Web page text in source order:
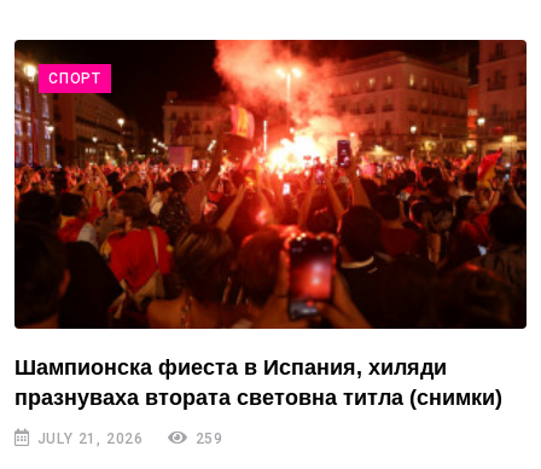
СПОРТ
Шампионска фиеста в Испания, хиляди
празнуваха втората световна титла (снимки)
JULY 21, 2026 259